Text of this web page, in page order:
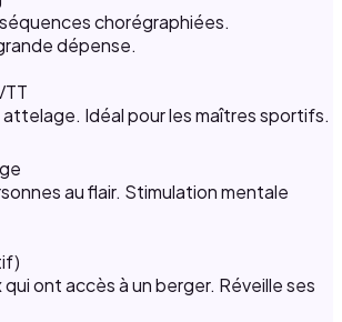
chorégraphiées.
dépense.
Idéal pour les maîtres sportifs.
au flair. Stimulation mentale
ont accès à un berger. Réveille ses